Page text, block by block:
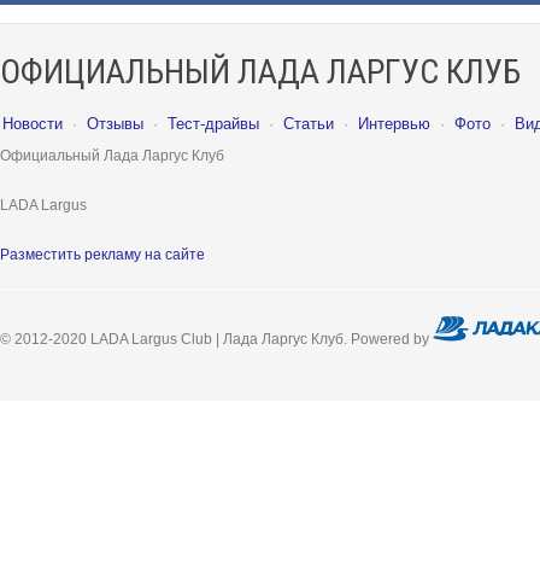
ОФИЦИАЛЬНЫЙ ЛАДА ЛАРГУС КЛУБ
Новости · Отзывы · Тест-драйвы · Статьи · Интервью · Фото ·
Официальный Лада Ларгус Клуб
LADA Largus
Разместить рекламу на сайте
© 2012-2020 LADA Largus Club | Лада Ларгус Клуб. Powered by